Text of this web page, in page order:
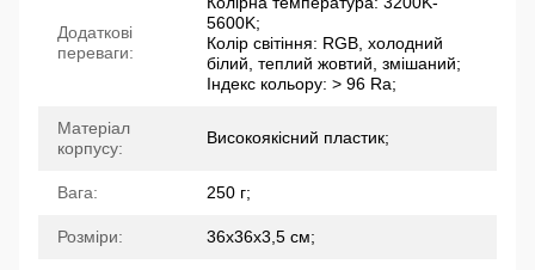
Додаткові
переваги:
5600K;
Колір світіння: RGB, холодний
білий, теплий жовтий, змішаний;
Індекс кольору: > 96 Ra;
Матеріал
корпусу:
Високоякісний пластик;
Вага: 250 г;
Розміри: 36х36х3,5 см;